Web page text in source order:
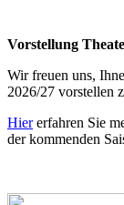
Vorstellung
Wir freuen uns,
2026/27 vorstellen
Hiererfahren Sie
der kommenden